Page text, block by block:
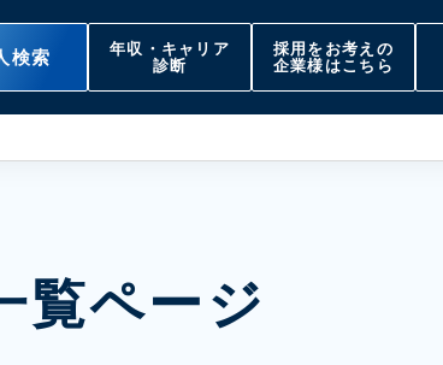
検索
年収・キャリア
診断
採用をお考えの
企業様はこちら
覧ページ